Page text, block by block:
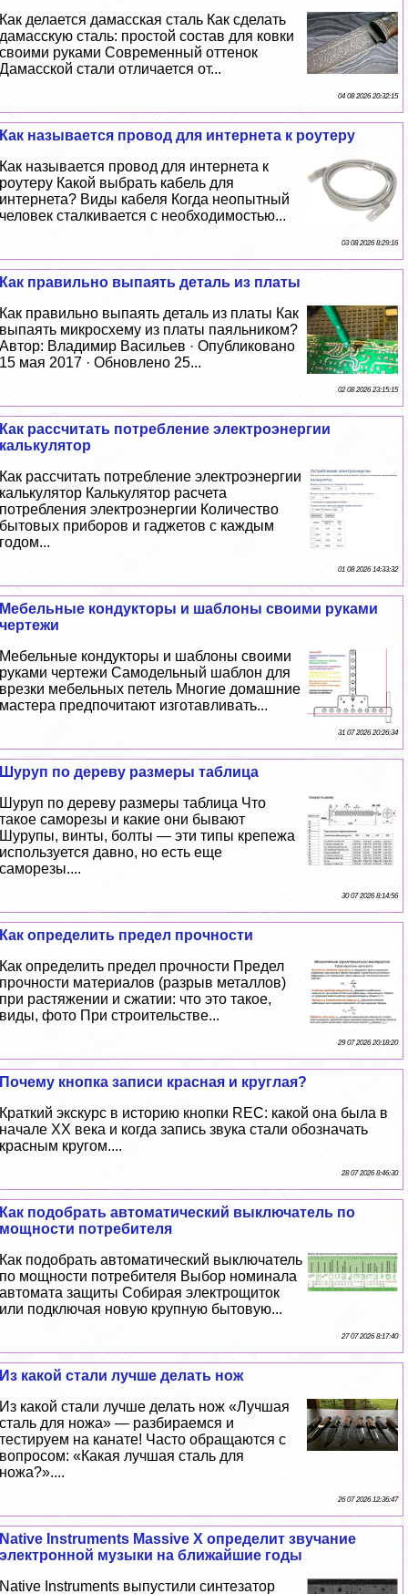
Как делается дамасская сталь Как сделать
дамасскую сталь: простой состав для ковки
своими руками Современный оттенок
Дамасской стали отличается от...
04 08 2026 20:32:15
Как называется провод для интернета к роутеру
Как называется провод для интернета к
роутеру Какой выбрать кабель для
интернета? Виды кабеля Когда неопытный
человек сталкивается с необходимостью...
03 08 2026 8:29:16
Как правильно выпаять деталь из платы
Как правильно выпаять деталь из платы Как
выпаять микросхему из платы паяльником?
Автор: Владимир Васильев · Опубликовано
15 мая 2017 · Обновлено 25...
02 08 2026 23:15:15
Как рассчитать потрeбление электроэнергии
калькулятор
Как рассчитать потрeбление электроэнергии
калькулятор Калькулятор расчета
потрeбления электроэнергии Количество
бытовых приборов и гаджетов с каждым
годом...
01 08 2026 14:33:32
Мебельные кондукторы и шаблоны своими руками
чертежи
Мебельные кондукторы и шаблоны своими
руками чертежи Самодельный шаблон для
врезки мебельных петель Многие домашние
мастера предпочитают изготавливать...
31 07 2026 20:26:34
Шуруп по дереву размеры таблица
Шуруп по дереву размеры таблица Что
такое саморезы и какие они бывают
Шурупы, винты, болты — эти типы крепежа
используется давно, но есть еще
саморезы....
30 07 2026 8:14:56
Как определить предел прочности
Как определить предел прочности Предел
прочности материалов (разрыв металлов)
при растяжении и сжатии: что это такое,
виды, фото При строительстве...
29 07 2026 20:18:20
Почему кнопка записи красная и круглая?
Краткий экскурс в историю кнопки REC: какой она была в
начале XX века и когда запись звука стали обозначать
красным кругом....
28 07 2026 8:46:30
Как подобрать автоматический выключатель по
мощности потребителя
Как подобрать автоматический выключатель
по мощности потребителя Выбор номинала
автомата защиты Собирая электрощиток
или подключая новую крупную бытовую...
27 07 2026 8:17:40
Из какой стали лучше делать нож
Из какой стали лучше делать нож «Лучшая
сталь для ножа» — разбираемся и
тестируем на канате! Часто обращаются с
вопросом: «Какая лучшая сталь для
ножа?»....
26 07 2026 12:36:47
Native Instruments Massive X определит звучание
электронной музыки на ближайшие годы
Native Instruments выпустили синтезатор